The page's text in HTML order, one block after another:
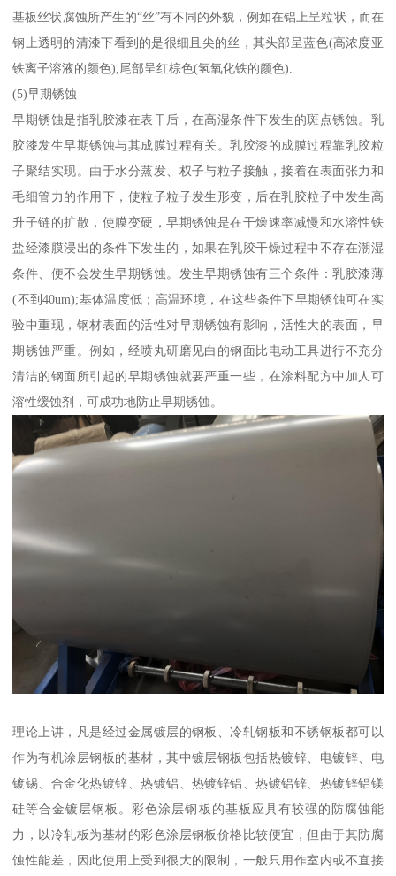
基板丝状腐蚀所产生的“丝”有不同的外貌，例如在铝上呈粒状，而在
钢上透明的清漆下看到的是很细且尖的丝，其头部呈蓝色(高浓度亚
铁离子溶液的颜色),尾部呈红棕色(氢氧化铁的颜色).
(5)早期锈蚀
早期锈蚀是指乳胶漆在表干后，在高湿条件下发生的斑点锈蚀。乳
胶漆发生早期锈蚀与其成膜过程有关。乳胶漆的成膜过程靠乳胶粒
子聚结实现。由于水分蒸发、权子与粒子接触，接着在表面张力和
毛细管力的作用下，使粒子粒子发生形变，后在乳胶粒子中发生高
升子链的扩散，使膜变硬，早期锈蚀是在干燥速率减慢和水溶性铁
盐经漆膜浸出的条件下发生的，如果在乳胶干燥过程中不存在潮湿
条件、便不会发生早期锈蚀。发生早期锈蚀有三个条件：乳胶漆薄
(不到40um);基体温度低；高温环境，在这些条件下早期锈蚀可在实
验中重现，钢材表面的活性对早期锈蚀有影响，活性大的表面，早
期锈蚀严重。例如，经喷丸研磨见白的钢面比电动工具进行不充分
清洁的钢面所引起的早期锈蚀就要严重一些，在涂料配方中加人可
溶性缓蚀剂，可成功地防止早期锈蚀。
理论上讲，凡是经过金属镀层的钢板、冷轧钢板和不锈钢板都可以
作为有机涂层钢板的基材，其中镀层钢板包括热镀锌、电镀锌、电
镀锡、合金化热镀锌、热镀铝、热镀锌铝、热镀铝锌、热镀锌铝镁
硅等合金镀层钢板。彩色涂层钢板的基板应具有较强的防腐蚀能
力，以冷轧板为基材的彩色涂层钢板价格比较便宜，但由于其防腐
蚀性能差，因此使用上受到很大的限制，一般只用作室内或不直接